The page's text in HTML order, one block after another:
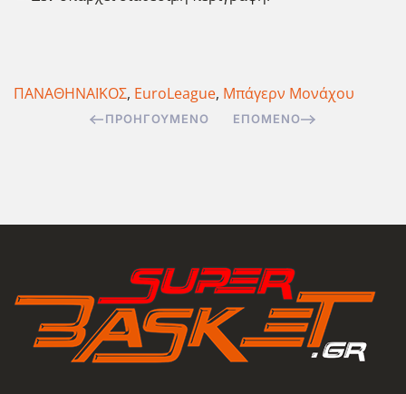
ΠΑΝΑΘΗΝΑΪΚΟΣ, EuroLeague, Μπάγερν Μονάχου
ΠΡΟΗΓΟΎΜΕΝΟ ΕΠΌΜΕΝΟ